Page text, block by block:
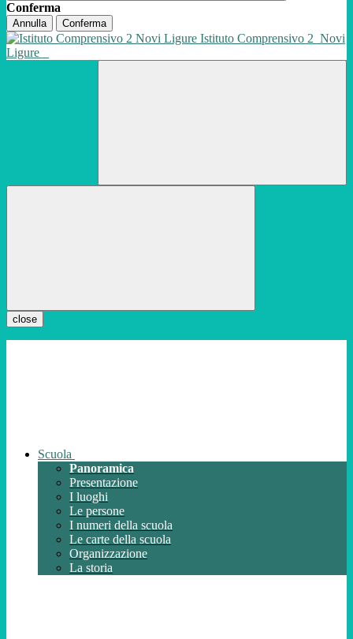
Conferma
Annulla Conferma
Istituto Comprensivo 2 Novi
Ligure
close
Scuola
Panoramica
Presentazione
I luoghi
Le persone
I numeri della scuola
Le carte della scuola
Organizzazione
La storia